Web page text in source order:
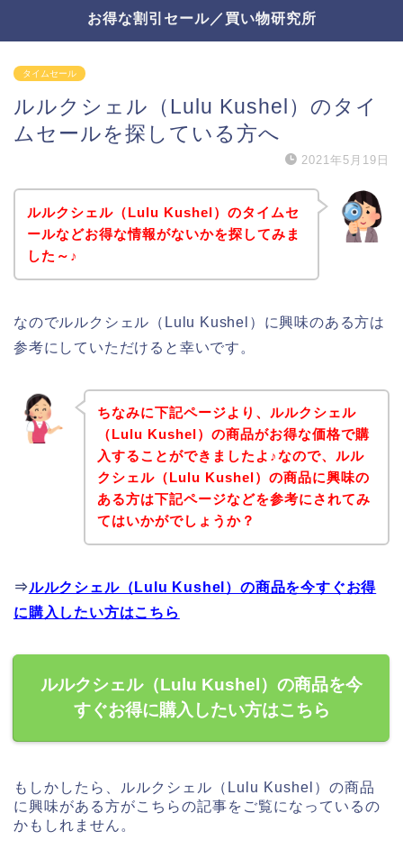
お得な割引セール／買い物研究所
タイムセール
ルルクシェル（Lulu Kushel）のタイ
ムセールを探している方へ
2021年5月19日
ルルクシェル（Lulu Kushel）のタイムセ
ールなどお得な情報がないかを探してみま
した～♪
なのでルルクシェル（Lulu Kushel）に興味のある方は
参考にしていただけると幸いです。
ちなみに下記ページより、ルルクシェル
（Lulu Kushel）の商品がお得な価格で購
入することができましたよ♪なので、ルル
クシェル（Lulu Kushel）の商品に興味の
ある方は下記ページなどを参考にされてみ
てはいかがでしょうか？
⇒ルルクシェル（Lulu Kushel）の商品を今すぐお得
に購入したい方はこちら
ルルクシェル（Lulu Kushel）の商品を今
すぐお得に購入したい方はこちら
もしかしたら、ルルクシェル（Lulu Kushel）の商品
に興味がある方がこちらの記事をご覧になっているの
かもしれません。